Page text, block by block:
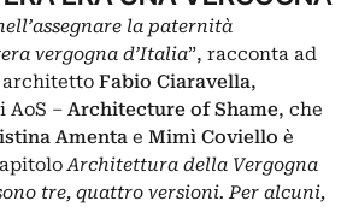
la paternità
vergogna d’Italia”, racconta ad
architetto Fabio Ciaravella,
AoS – Architecture of Shame, che
Amenta e Mimì Coviello è
Architettura della Vergogna
tre, quattro versioni. Per alcuni,